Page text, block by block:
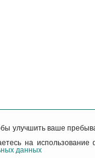
улучшить ваше
на использование
данных